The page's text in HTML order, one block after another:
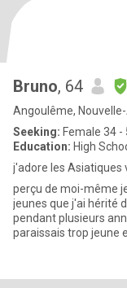
Bruno, 64
Angoulême,
Seeking: Female 34 -
Education: High
j'adore les Asiatiques
perçu de moi-même
jeunes que j'ai hérité
pendant plusieurs
paraissais trop jeune